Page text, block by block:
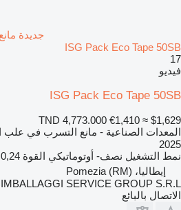
جديدة
ISG Pack Eco Tape 50SB
17
فيديو
ISG Pack Eco Tape 50SB
TND 4,773.000 €1,410 ≈ $1,629
المعدات الصناعية - مانع التسرب في علب
2025
نمط التشغيل نصف- أوتوماتيكي القوة 0,24 kW
إيطاليا، Pomezia (RM)
IMBALLAGGI SERVICE GROUP S.R.L.
الاتصال بالبائع